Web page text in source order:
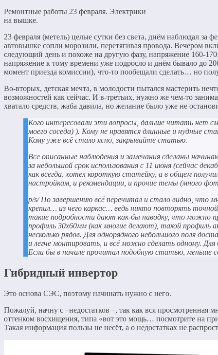
Ремонтные работы 23 февраля. Электрики
на вышке.
23 февраля (метель) целые сутки без света, днём наблюдал за
автовышке сопли морозили, перетягивая провода. Вечером
следующий день и похоже на другую фазу, напряжение 160-
напряжение к тому времени уже подросло и днём бывало до
момент приезда комиссии), что-то пообещали сделать… но
Во-вторых, детская мечта, в молодости пытался мастерить
возможностей как сейчас. И в-третьих, нужно же чем-то
хватало средств, жаба давила, но желание было уже не
Кого интересовали эти вопросы, дальше читать нет
моего соседа) ). Кому не нравятся длинные и нудные
Кому уже всё стало ясно, закрывайте статью.
Все описанные наблюдения и замечания сделаны
за небольшой срок использования с 11 июня (сейчас
как всегда, хотел короткую статейку, а в общем
настройкам, и рекомендации, и прочие темы (много
p/s/ По завершению всё перечитал и стало видно, что
крепил… из чего каркас… ведь никто повторять
такие подробности дают как-бы наводку, что можно
профиль 30х60мм (как многие делают), такой профиль
несколько рядов. Для однорядного небольшого поля
и легче монтировать, и всё можно сделать одному. Для
Если бы в начале прочитал подобную статью, меньше
Гибридный инвертор
Это основа СЭС, поэтому начинать нужно с него.
Пожалуй, начну с –недостатков –, так как вся
оттенком восхищения, типа «вот это мощь… посмотрите на
Такая информация пользы не несёт, а о недостатках не